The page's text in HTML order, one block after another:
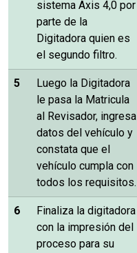
sistema Axis 4,0 por
parte de la
Digitadora quien es
el segundo filtro.
5
Luego la Digitadora
le pasa la Matricula
al Revisador, ingresa
datos del vehículo y
constata que el
vehículo cumpla con
todos los requisitos.
6
Finaliza la digitadora
con la impresión del
proceso para su